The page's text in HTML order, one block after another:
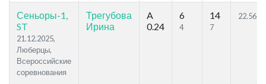
Сеньоры-1,
ST
21.12.2025,
Люберцы,
Всероссийские
соревнования
Трегубова
Ирина
A
0.24
6
4
14
7
22.56